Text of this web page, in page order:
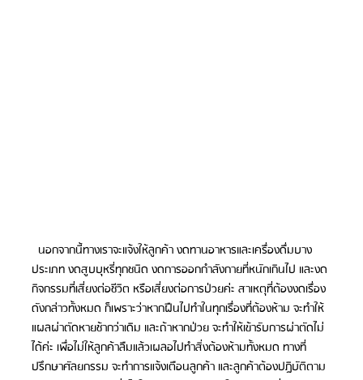
ประเภท งดสูบบุหรี่ทุกชนิด งดการออกกำลังกายที่หนักเกินไป และงด
กิจกรรมที่เสี่ยงต่อชีวิต หรือเสี่ยงต่อการป่วยค่ะ สาเหตุที่ต้องงดเรื่อง
ดังกล่าวทั้งหมด ก็เพราะว่าหากฝืนไปทำในทุกเรื่องที่ต้องห้าม จะทำให้
แผลผ่าตัดหายช้ากว่าเดิม และถ้าหากป่วย จะทำให้เข้ารับการผ่าตัดไม่
ได้ค่ะ เพื่อไม่ให้ลูกค้าลืมแล้วเผลอไปทำสิ่งต้องห้ามทั้งหมด ทางที่
ปรึกษาศัลยกรรม จะทำการแจ้งเตือนลูกค้า และลูกค้าต้องปฎิบัติตาม